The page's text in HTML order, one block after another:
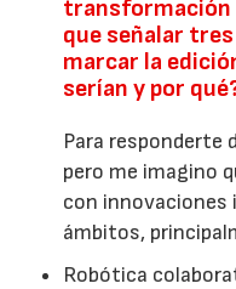
transformación
que señalar
marcar la
serían y por
Para responderte
pero me imagino
con
ámbitos,
Robótica